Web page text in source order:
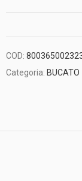
COD:
Categoria: BUCATO